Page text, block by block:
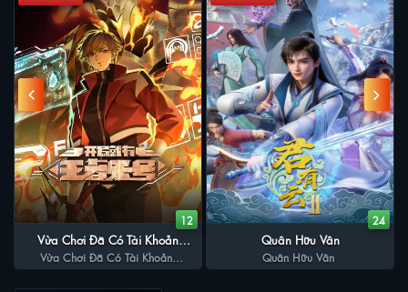
12
Vừa Chơi Đã Có Tài Khoản
Vương Giả
Vừa Chơi Đã Có Tài Khoản
Vương Giả
24
Quân Hữu Vân
Quân Hữu Vân